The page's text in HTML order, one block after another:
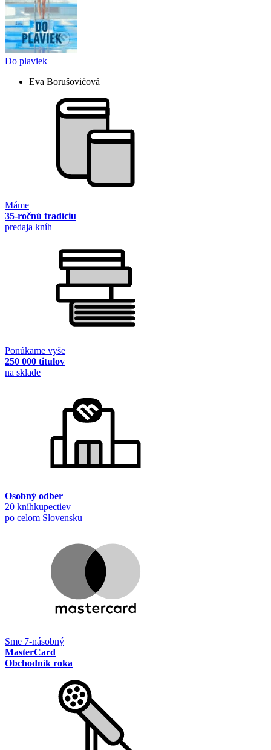
Do plaviek
Eva Borušovičová
Máme
35-ročnú tradíciu
predaja kníh
Ponúkame vyše
250 000 titulov
na sklade
Osobný odber
20 kníhkupectiev
po celom Slovensku
Sme 7-násobný
MasterCard
Obchodník roka